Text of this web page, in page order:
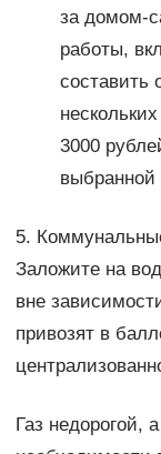
за домом-
работы,
составить
3000
5.
Заложите на
вне
привозят в
Газ недорогой,